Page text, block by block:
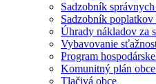
Sadzobník
Sadzobník
Úhrady nákladov za
Vybavovanie
Program
Komunitný plán
Tlačivá obce